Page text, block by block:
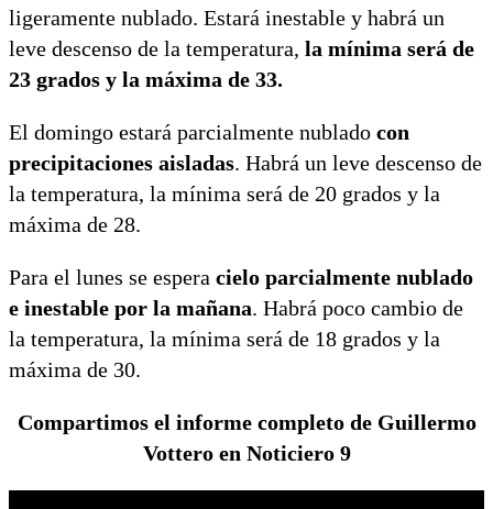
ligeramente nublado. Estará inestable y habrá un
leve descenso de la temperatura, la mínima será de
23 grados y la máxima de 33.
El domingo estará parcialmente nublado con
precipitaciones aisladas. Habrá un leve descenso de
la temperatura, la mínima será de 20 grados y la
máxima de 28.
Para el lunes se espera cielo parcialmente nublado
e inestable por la mañana. Habrá poco cambio de
la temperatura, la mínima será de 18 grados y la
máxima de 30.
Compartimos el informe completo de Guillermo
Vottero en Noticiero 9